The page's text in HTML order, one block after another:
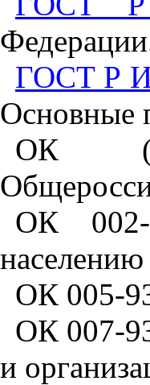
Федерации
ГОСТ Р
Основные
ОК
ОК002-
населению
ОК005-
ОК007-
и